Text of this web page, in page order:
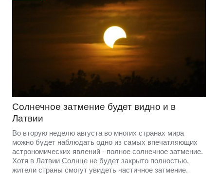
Солнечное затмение будет видно и в
Латвии
Во вторую неделю августа во многих странах мира
можно будет наблюдать одно из самых впечатляющих
астрономических явлений - полное солнечное затмение.
Хотя в Латвии Солнце не будет закрыто полностью,
жители страны смогут увидеть частичное затмение.